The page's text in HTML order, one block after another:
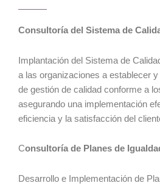
Consultoría del Sistema de
Implantación del Sistema de
a las organizaciones a establecer
de gestión de calidad conforme a
asegurando una implementación
eficiencia y la satisfacción del
Consultoría de Planes de
Desarrollo e Implementación de